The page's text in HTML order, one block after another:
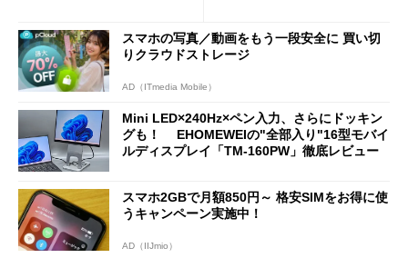
スマホの写真／動画をもう一段安全に 買い切
りクラウドストレージ
AD（ITmedia Mobile）
Mini LED×240Hz×ペン入力、さらにドッキン
グも！ EHOMEWEIの"全部入り"16型モバイ
ルディスプレイ「TM-160PW」徹底レビュー
スマホ2GBで月額850円～ 格安SIMをお得に使
うキャンペーン実施中！
AD（IIJmio）